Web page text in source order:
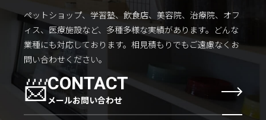
採用情報 会社概要
ペットショップ、学習塾、飲食店、美容院、治療院、オフ
ィス、医療施設など、多種多様な実績があります。 どんな
業種にも対応しております。 相見積もりでもご遠慮なくお
問い合わせください。
📨CONTACT
メールお問い合わせ